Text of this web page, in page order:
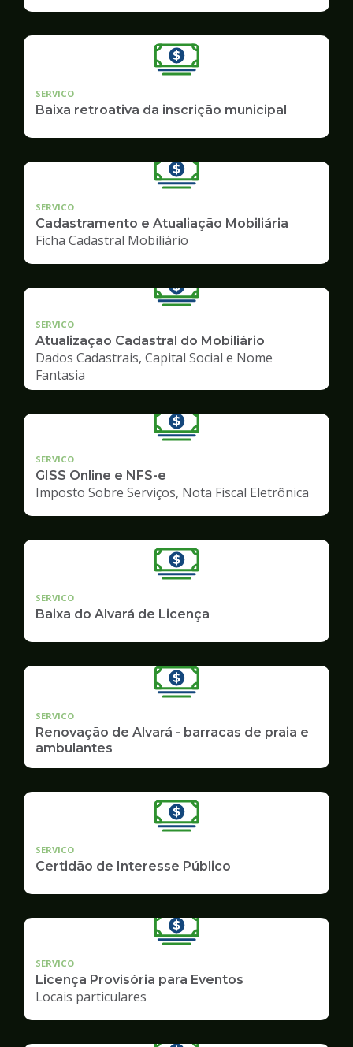
SERVICO
Baixa retroativa da inscrição municipal
SERVICO
Cadastramento e Atualiação Mobiliária
Ficha Cadastral Mobiliário
SERVICO
Atualização Cadastral do Mobiliário
Dados Cadastrais, Capital Social e Nome
Fantasia
SERVICO
GISS Online e NFS-e
Imposto Sobre Serviços, Nota Fiscal Eletrônica
SERVICO
Baixa do Alvará de Licença
SERVICO
Renovação de Alvará - barracas de praia e
ambulantes
SERVICO
Certidão de Interesse Público
SERVICO
Licença Provisória para Eventos
Locais particulares